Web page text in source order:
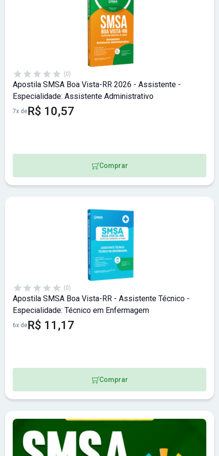
(0)
Apostila SMSA Boa Vista-RR 2026 - Assistente -
Especialidade: Assistente Administrativo
7x deR$ 10,57
Comprar
(0)
Apostila SMSA Boa Vista-RR - Assistente Técnico -
Especialidade: Técnico em Enfermagem
6x deR$ 11,17
Comprar